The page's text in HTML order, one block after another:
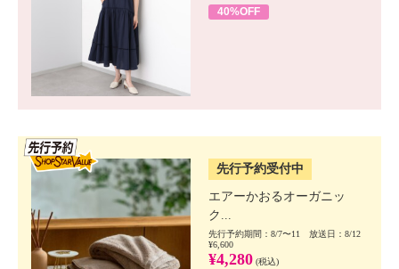
40%OFF
先行予約受付中
エアーかおるオーガニッ
ク...
先行予約期間：8/7〜11 放送日：8/12
¥6,600
¥4,280 (税込)